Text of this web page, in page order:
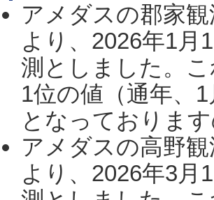
アメダスの郡家
より、2026年1月
測としました。
1位の値（通年、
となっておりま
アメダスの高野
より、2026年3月